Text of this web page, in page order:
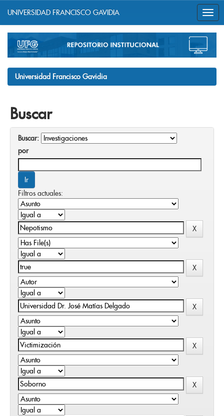
navigation
UNIVERSIDAD FRANCISCO GAVIDIA
Universidad Francisco Gavidia
Buscar
Buscar:
por
Filtros actuales: